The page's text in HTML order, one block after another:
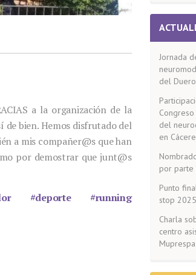
a la organización de la
bien. Hemos disfrutado del
a mis compañer@s que han
por demostrar que junt@s
#deporte
#running
Jornada
del Duero
del
en
por parte
Punto
stop
Charla
centro